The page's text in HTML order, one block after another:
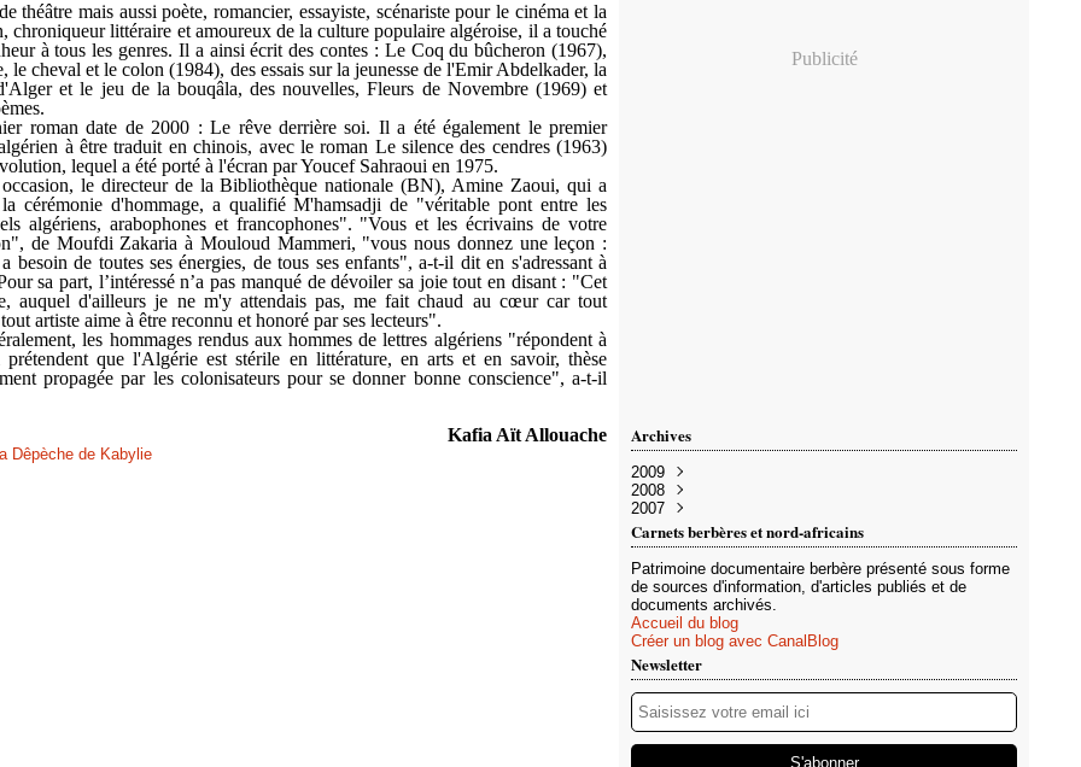
théâtre mais aussi poète, romancier, essayiste, scénariste pour le cinéma et la
chroniqueur littéraire et amoureux de la culture populaire algéroise, il a touché
à tous les genres. Il a ainsi écrit des contes : Le Coq du bûcheron (1967),
le cheval et le colon (1984), des essais sur la jeunesse de l'Emir Abdelkader, la
et le jeu de la bouqâla, des nouvelles, Fleurs de Novembre (1969) et
roman date de 2000 : Le rêve derrière soi. Il a été également le premier
à être traduit en chinois, avec le roman Le silence des cendres (1963)
lequel a été porté à l'écran par Youcef Sahraoui en 1975.
le directeur de la Bibliothèque nationale (BN), Amine Zaoui, qui a
cérémonie d'hommage, a qualifié M'hamsadji de "véritable pont entre les
algériens, arabophones et francophones". "Vous et les écrivains de votre
de Moufdi Zakaria à Mouloud Mammeri, "vous nous donnez une leçon :
besoin de toutes ses énergies, de tous ses enfants", a-t-il dit en s'adressant à
sa part, l’intéressé n’a pas manqué de dévoiler sa joie tout en disant : "Cet
auquel d'ailleurs je ne m'y attendais pas, me fait chaud au cœur car tout
artiste aime à être reconnu et honoré par ses lecteurs".
les hommages rendus aux hommes de lettres algériens "répondent à
que l'Algérie est stérile en littérature, en arts et en savoir, thèse
propagée par les colonisateurs pour se donner bonne conscience", a-t-il
Kafia Aït Allouache
Dêpèche de Kabylie
Publicité
Archives
2009
Avril
Mars
2008
Novembre
Septembre(2)
Juillet(2)
Juin(6)
Mai(25)
Avril(18)
Mars(19)
Février(9)
(92)
2007
Décembre(22)
Novembre(1)
Carnets berbères et nord-africains
Patrimoine documentaire berbère présenté sous forme
de sources d'information, d'articles publiés et de
documents archivés.
Accueil du blog
Créer un blog avec CanalBlog
Newsletter